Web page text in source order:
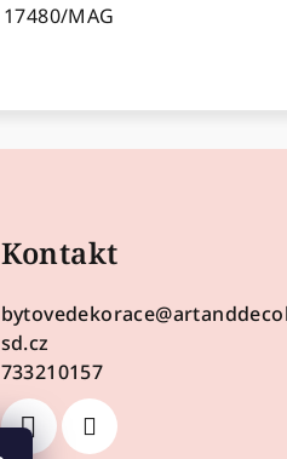
17480/MAG
Kontakt
bytovedekorace@
sd.cz
733210157